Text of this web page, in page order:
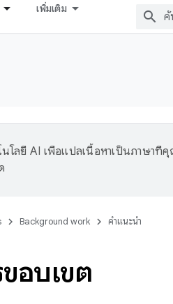
เพิ่มเติม
โลยี AI เพื่อแปลเนื้อหาเป็นภาษาที่
Background work คำแนะนำ
อบเขต